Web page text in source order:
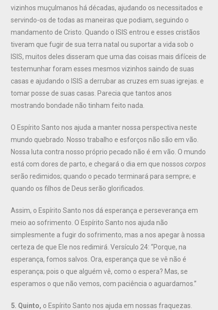
vizinhos muçulmanos há décadas, ajudando os necessitados e
servindo-os de todas as maneiras que podiam, seguindo o
mandamento de Cristo. Quando o ISIS entrou e esses cristãos
tiveram que fugir de sua terra natal ou suportar a vida sob o
ISIS, muitos deles disseram que uma das coisas mais difíceis de
testemunhar foram esses mesmos vizinhos saindo de suas
casas e ajudando o ISIS a derrubar as cruzes em suas igrejas. e
tomar posse de suas casas. Parecia que tantos anos
mostrando bondade não tinham feito nada.
O Espírito Santo nos ajuda a manter nossa perspectiva neste
mundo quebrado. Nosso trabalho e esforços não são em vão.
Nossa luta contra nosso próprio pecado não é em vão. O mundo
está com dores de parto, e chegará o dia em que nossoscorpos
serão redimidos; quando o pecado terminará para sempre; e
quando os filhos de Deus serão glorificados.
Assim, o Espírito Santo nos dá esperança e perseverança em
meio ao sofrimento. O Espírito Santo nos ajuda não
simplesmente a fugir do sofrimento, mas a nos apegar à nossa
certeza de que Ele nos redimirá. Versículo 24: “Porque, na
esperança, fomos salvos. Ora, esperança que se vê não é
esperança; pois o que alguém vê, como o espera? Mas, se
esperamos o que não vemos, com paciência o aguardamos.”
5. Quinto, o Espírito Santo nos ajuda em nossas fraquezas.